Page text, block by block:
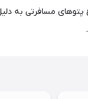
مسافرتی به